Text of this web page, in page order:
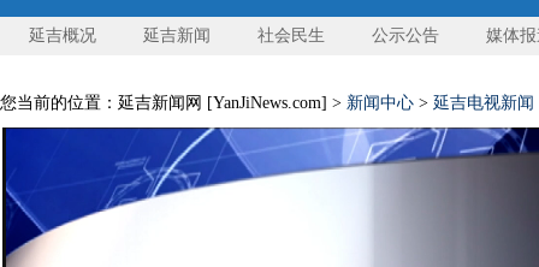
延吉概况 延吉新闻 社会民生 公示公告 媒体
您当前的位置：延吉新闻网 [YanJiNews.com] > 新闻中心 > 延吉电视新闻